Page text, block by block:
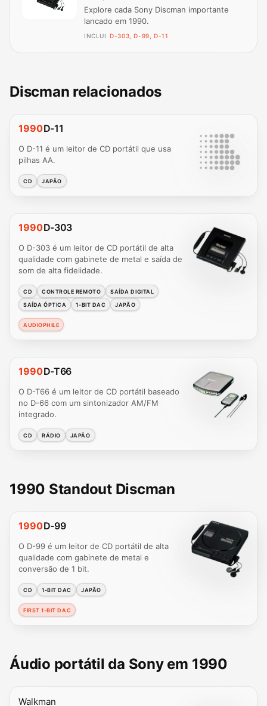
Explore cada Sony Discman importante
lancado em 1990.
INCLUI D-303, D-99, D-11
Discman relacionados
1990D-11
O D-11 é um leitor de CD portátil que usa
pilhas AA.
CD JAPÃO
1990D-303
O D-303 é um leitor de CD portátil de alta
qualidade com gabinete de metal e saída de
som de alta fidelidade.
CD CONTROLE REMOTO
SAÍDA DIGITAL
SAÍDA ÓPTICA
1-BIT DAC JAPÃO
AUDIOPHILE
1990D-T66
O D-T66 é um leitor de CD portátil baseado
no D-66 com um sintonizador AM/FM
integrado.
CD RÁDIO JAPÃO
1990 Standout Discman
1990D-99
O D-99 é um leitor de CD portátil de alta
qualidade com gabinete de metal e
conversão de 1 bit.
CD 1-BIT DAC JAPÃO
FIRST 1-BIT DAC
Áudio portátil da Sony em 1990
Walkman